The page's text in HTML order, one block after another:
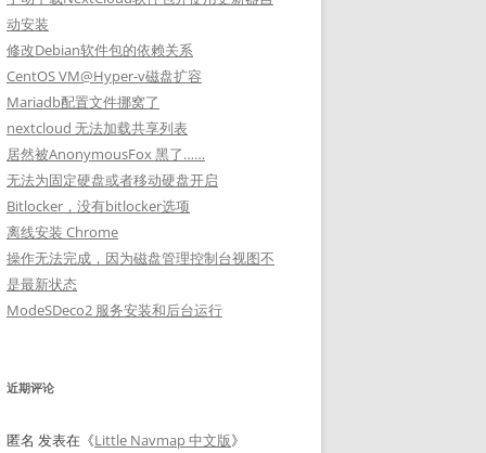
动安装
修改Debian软件包的依赖关系
CentOS VM@Hyper-v磁盘扩容
Mariadb配置文件挪窝了
nextcloud 无法加载共享列表
居然被AnonymousFox 黑了……
无法为固定硬盘或者移动硬盘开启
Bitlocker，没有bitlocker选项
离线安装 Chrome
操作无法完成，因为磁盘管理控制台视图不
是最新状态
ModeSDeco2 服务安装和后台运行
近期评论
匿名 发表在《Little Navmap 中文版》